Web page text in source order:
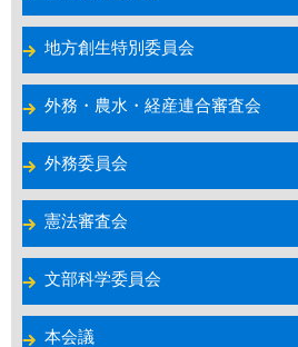
地方創生特別委員会
外務・農水・経産連合審査会
外務委員会
憲法審査会
文部科学委員会
本会議